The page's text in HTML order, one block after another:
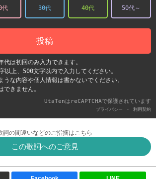
代 30代 40代 50代～
投稿
は初回のみ入力できます。
上、500文字以内で入力してください。
な内容や個人情報は書かないでください。
きません。
UtaTenはreCAPTCHAで保護されています
プライバシー - 利用契約
詞の間違いなどのご指摘はこちら
この歌詞へのご意見